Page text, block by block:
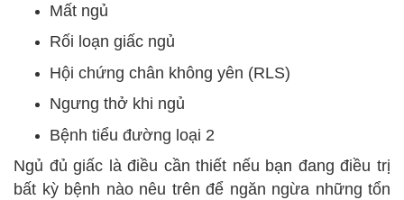
Mất ngủ
Rối loạn giấc ngủ
Hội chứng chân không yên (RLS)
Ngưng thở khi ngủ
Bệnh tiểu đường loại 2
Ngủ đủ giấc là điều cần thiết nếu bạn đang điều trị
bất kỳ bệnh nào nêu trên để ngăn ngừa những tổn